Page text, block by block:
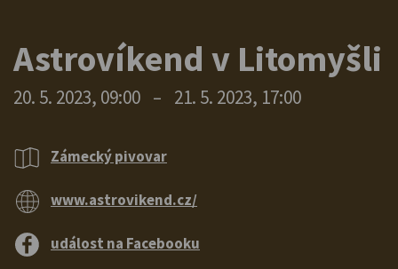
Astrovíkend v Litomyšli
20. 5. 2023, 09:00 – 21. 5. 2023, 17:00
Zámecký pivovar
www.astrovikend.cz/
událost na Facebooku